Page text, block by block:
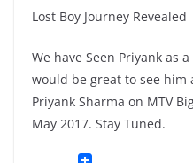
Lost Boy Journey Revealed
We have Seen Priyank as
would be great to see him
Priyank Sharma on MTV
May 2017. Stay Tuned.